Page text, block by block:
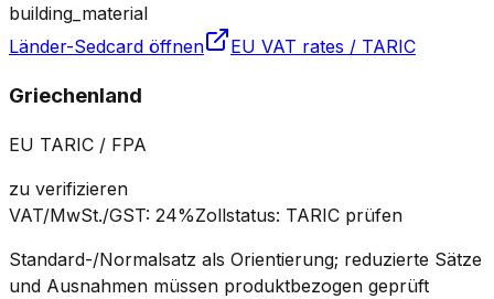
building_material
Länder-Sedcard öffnen
EU VAT rates / TARIC
Griechenland
EU TARIC / FPA
zu verifizieren
VAT/MwSt./GST: 24%Zollstatus: TARIC prüfen
Standard-/Normalsatz als Orientierung; reduzierte Sätze
und Ausnahmen müssen produktbezogen geprüft